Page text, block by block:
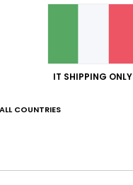
IT SHIPPING ONLY
COUNTRIES